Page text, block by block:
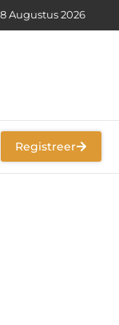
Augustus 2026
Registreer